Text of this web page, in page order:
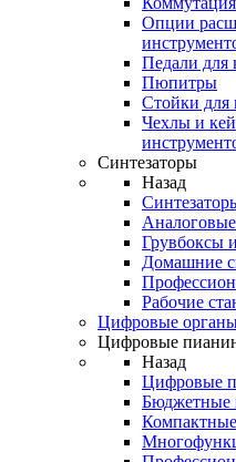
Опции
Педали для
Пюпитры
Стойки для
Чехлы и
Синтезаторы
Назад
Грувбоксы
Домашние
Рабочие
Цифровые
Цифровые
Назад
Цифровые
Бюджетные